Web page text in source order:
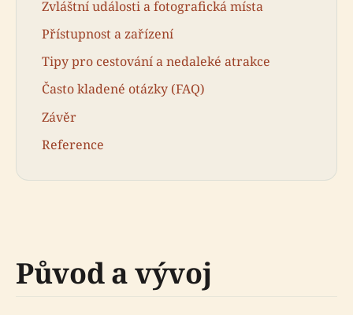
Zvláštní události a fotografická místa
Přístupnost a zařízení
Tipy pro cestování a nedaleké atrakce
Často kladené otázky (FAQ)
Závěr
Reference
Původ a vývoj